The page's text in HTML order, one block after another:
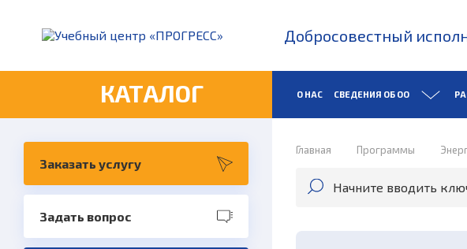
Добросовестный
КАТАЛОГ О НАС СВЕДЕНИЯ ОБ ОО
Заказать услугу
Задать вопрос
Главная Программы